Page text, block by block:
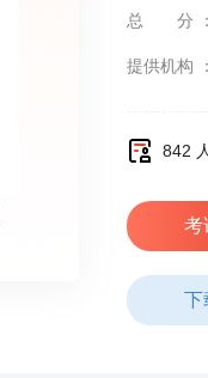
总分
提供机构
842
考
下